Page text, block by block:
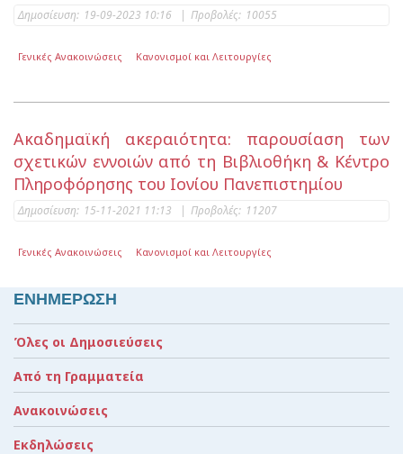
Δημοσίευση: 19-09-2023 10:16 | Προβολές: 10055
Γενικές Ανακοινώσεις Κανονισμοί και Λειτουργίες
Ακαδημαϊκή ακεραιότητα: παρουσίαση των
σχετικών εννοιών από τη Βιβλιοθήκη & Κέντρο
Πληροφόρησης του Ιονίου Πανεπιστημίου
Δημοσίευση: 15-11-2021 11:13 | Προβολές: 11207
Γενικές Ανακοινώσεις Κανονισμοί και Λειτουργίες
ΕΝΗΜΕΡΩΣΗ
Όλες οι Δημοσιεύσεις
Από τη Γραμματεία
Ανακοινώσεις
Εκδηλώσεις